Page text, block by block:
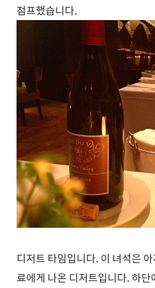
점프했습니다.
디저트 타임입니다. 이 녀석은
료에게 나온 디저트입니다. 하